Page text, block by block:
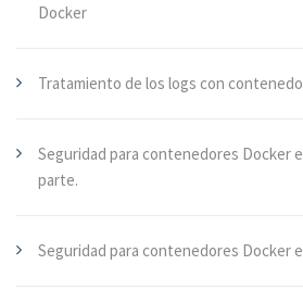
Docker
Tratamiento de los logs con
Seguridad para contenedores Docker
parte.
Seguridad para contenedores Docker